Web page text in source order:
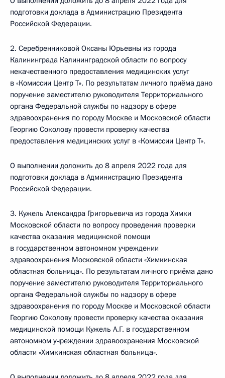
подготовки доклада в Администрацию Президента
Российской Федерации.
2. Серебренниковой Оксаны Юрьевны из города
Калининграда Калининградской области по вопросу
некачественного предоставления медицинских услуг
в «Комиссии Центр Т». По результатам личного приёма дано
поручение заместителю руководителя Территориального
органа Федеральной службы по надзору в сфере
здравоохранения по городу Москве и Московской области
Георгию Соколову провести проверку качества
предоставления медицинских услуг в «Комиссии Центр Т».
О выполнении доложить до 8 апреля 2022 года для
подготовки доклада в Администрацию Президента
Российской Федерации.
3. Кужель Александра Григорьевича из города Химки
Московской области по вопросу проведения проверки
качества оказания медицинской помощи
в государственном автономном учреждении
здравоохранения Московской области «Химкинская
областная больница». По результатам личного приёма дано
поручение заместителю руководителя Территориального
органа Федеральной службы по надзору в сфере
здравоохранения по городу Москве и Московской области
Георгию Соколову провести проверку качества оказания
медицинской помощи Кужель А.Г. в государственном
автономном учреждении здравоохранения Московской
области «Химкинская областная больница».